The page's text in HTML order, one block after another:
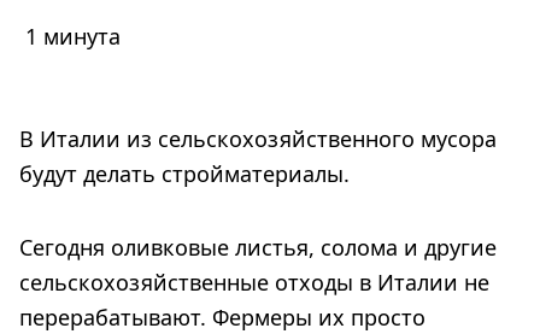
1 минута
В Италии из сельскохозяйственного мусора
будут делать стройматериалы.
Сегодня оливковые листья, солома и другие
сельскохозяйственные отходы в Италии не
перерабатывают. Фермеры их просто